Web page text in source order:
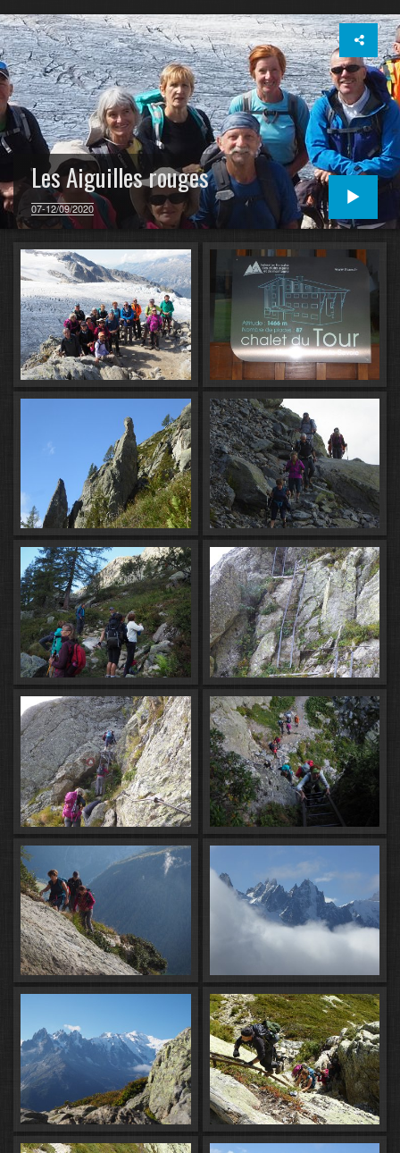
Les Aiguilles rouges
07-12/09/2020